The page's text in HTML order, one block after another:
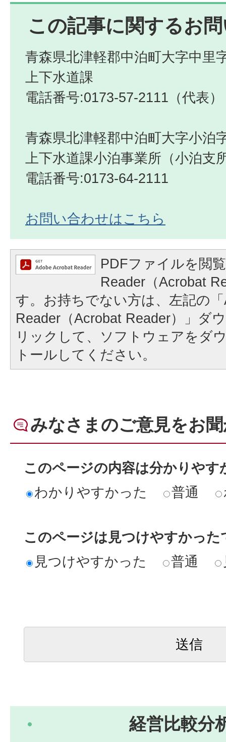
この記事に関するお
青森県北津軽郡中泊町大字中里
上下水道課
電話番号:0173-57-2111（代表）
青森県北津軽郡中泊町大字小泊
上下水道課小泊事業所（小泊支
電話番号:0173-64-2111
お問い合わせはこちら
PDFファイルを閲
Reader（Acrobat
す。お持ちでない方は、左記の
Reader（Acrobat Reader）」ダ
リックして、ソフトウェアをダ
トールしてください。
みなさまのご意見をお
このページの内容は分かりやす
わかりやすかった
普通
このページは見つけやすかった
見つけやすかった
普通
経営比較分